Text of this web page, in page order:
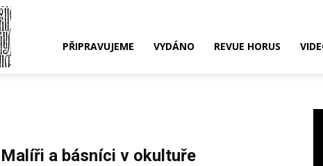
Nakladatelství
PŘIPRAVUJEME VYDÁNO REVUE HORUS
Malíři a básníci v okultuře